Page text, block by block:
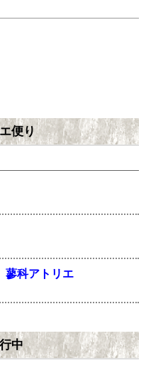
便り
科アトリエ
中